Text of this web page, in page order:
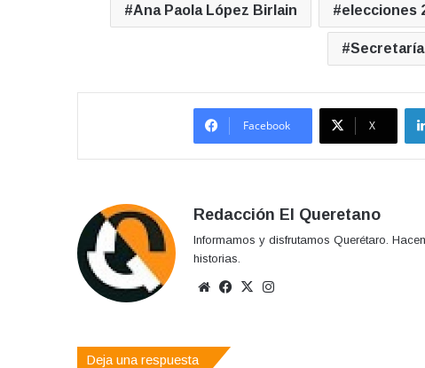
Ana Paola López Birlain elecciones
Facebook X
Redacción El Queretano
Informamos y disfrutamos Querétaro.
historias.
Sitio
Facebook
X
Deja una respuesta